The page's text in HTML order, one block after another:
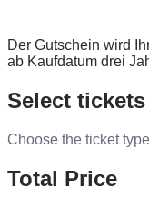
Der Gutschein wird
ab Kaufdatum drei
Select tickets
Choose the ticket
Total Price